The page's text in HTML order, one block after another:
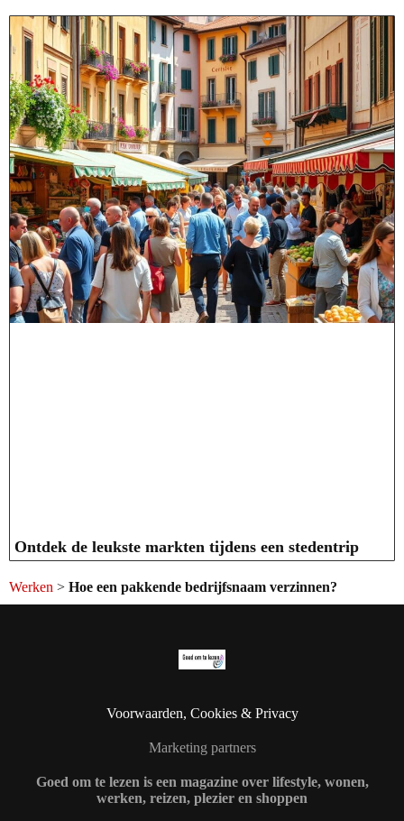
Ontdek de leukste markten tijdens een stedentrip
Werken > Hoe een pakkende bedrijfsnaam verzinnen?
Voorwaarden, Cookies & Privacy
Marketing partners
Goed om te lezen is een magazine over lifestyle, wonen,
werken, reizen, plezier en shoppen